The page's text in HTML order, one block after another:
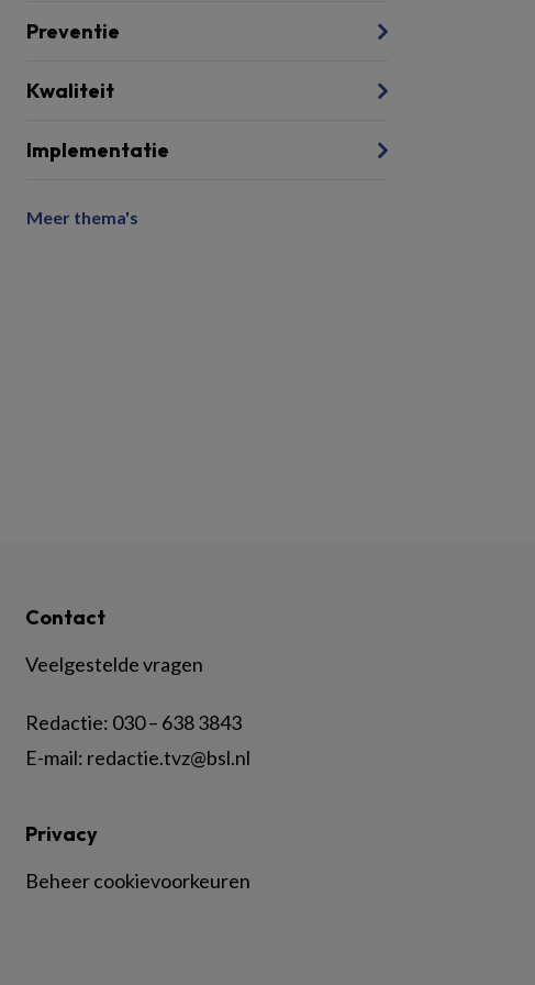
Preventie
Kwaliteit
Implementatie
Meer thema's
Contact
Veelgestelde vragen
Redactie: 030 – 638 3843
E-mail: redactie.tvz@bsl.nl
Privacy
Beheer cookievoorkeuren